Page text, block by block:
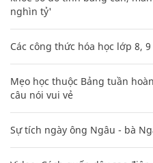
nghìn tỷ'
Các công thức hóa học lớp 8,
Mẹo học thuộc Bảng tuần
câu nói vui vẻ
Sự tích ngày ông Ngâu - bà